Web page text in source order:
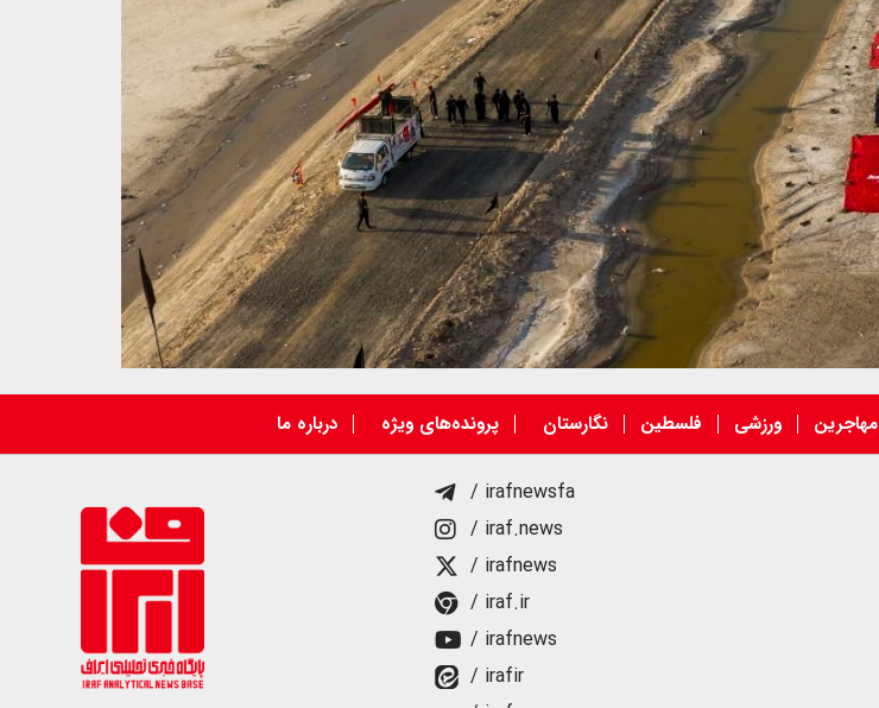
مهاجرین ورزشی فلسطین نگارستان پرونده‌های ویژه درباره ما
/ irafnewsfa
/ iraf.news
/ irafnews
/ iraf.ir
/ irafnews
/ irafir